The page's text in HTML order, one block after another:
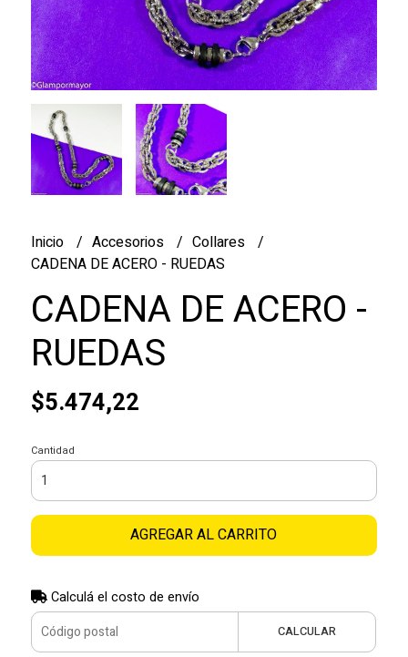
Inicio Accesorios
Collares
CADENA DE ACERO - RUEDAS
CADENA DE ACERO -
RUEDAS
$5.474,22
Cantidad
AGREGAR AL CARRITO
Calculá el costo de envío
CALCULAR